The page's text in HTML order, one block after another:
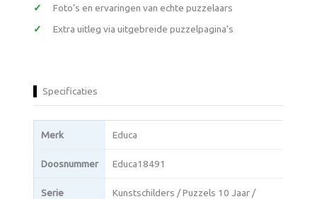
Foto’s en ervaringen van echte puzzelaars
Extra uitleg via uitgebreide puzzelpagina’s
Specificaties
Merk Educa
Doosnummer Educa18491
Serie
Kunstschilders / Puzzels 10 Jaar /